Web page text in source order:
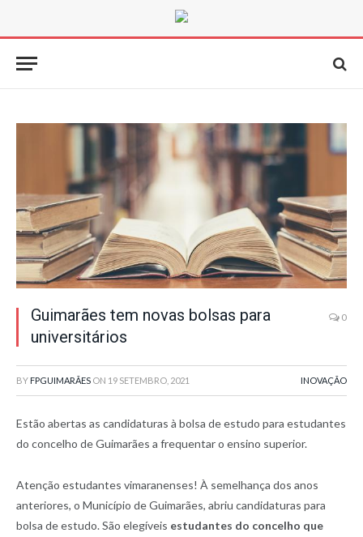
Guimarães tem novas bolsas para
universitários
0
BY FPGUIMARÃES ON 19 SETEMBRO, 2021 INOVAÇÃO
Estão abertas as candidaturas à bolsa de estudo para estudantes
do concelho de Guimarães a frequentar o ensino superior.
Atenção estudantes vimaranenses! À semelhança dos anos
anteriores, o Município de Guimarães, abriu candidaturas para
bolsa de estudo. São elegíveis estudantes do concelho que